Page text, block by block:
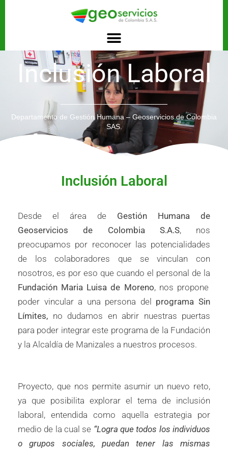
Inclusión Laboral
Departamento de Gestión Humana – Geoservicios de Colombia
SAS.
Inclusión Laboral
Desde el área de Gestión Humana de
Geoservicios de Colombia S.A.S, nos
preocupamos por reconocer las potencialidades
de los colaboradores que se vinculan con
nosotros, es por eso que cuando el personal de la
Fundación Maria Luisa de Moreno, nos propone
poder vincular a una persona del programa Sin
Límites, no dudamos en abrir nuestras puertas
para poder integrar este programa de la Fundación
y la Alcaldía de Manizales a nuestros procesos.
Proyecto, que nos permite asumir un nuevo reto,
ya que posibilita explorar el tema de inclusión
laboral, entendida como aquella estrategia por
medio de la cual se “Logra que todos los individuos
o grupos sociales, puedan tener las mismas